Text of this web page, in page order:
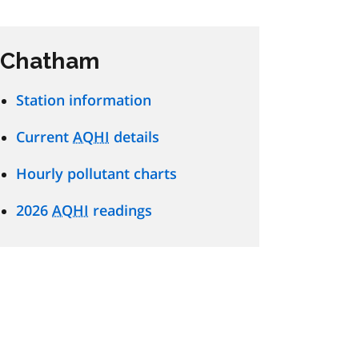
Chatham
Station information
Current AQHI details
Hourly pollutant charts
2026 AQHI readings